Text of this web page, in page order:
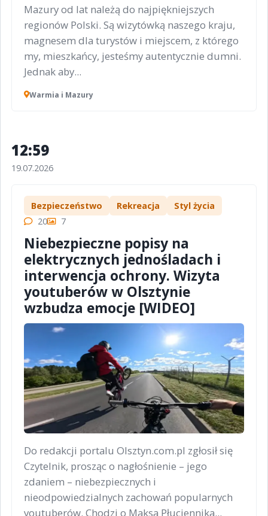
Mazury od lat należą do najpiękniejszych
regionów Polski. Są wizytówką naszego kraju,
magnesem dla turystów i miejscem, z którego
my, mieszkańcy, jesteśmy autentycznie dumni.
Jednak aby...
Warmia i Mazury
12:59
19.07.2026
Bezpieczeństwo Rekreacja
Styl życia
20
7
Niebezpieczne popisy na
elektrycznych jednośladach i
interwencja ochrony. Wizyta
youtuberów w Olsztynie
wzbudza emocje [WIDEO]
Do redakcji portalu Olsztyn.com.pl zgłosił się
Czytelnik, prosząc o nagłośnienie – jego
zdaniem – niebezpiecznych i
nieodpowiedzialnych zachowań popularnych
youtuberów. Chodzi o Maksa Płuciennika...